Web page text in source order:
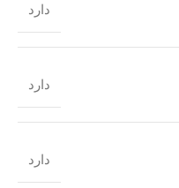
دارد
دارد
دارد